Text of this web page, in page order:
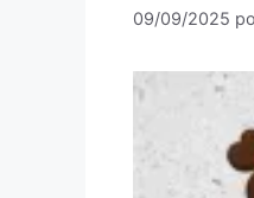
09/09/2025